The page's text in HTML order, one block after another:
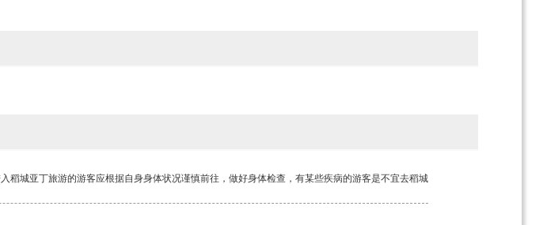
城亚丁旅游的游客应根据自身身体状况谨慎前往，做好身体检查，有某些疾病的游客是不宜去稻城